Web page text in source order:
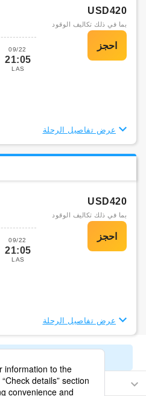
09/22
21:05
LAS
USD420
بما في ذلك تكاليف الوقود
عرض تفاصيل الرحلة
09/22
21:05
LAS
USD420
بما في ذلك تكاليف الوقود
عرض تفاصيل الرحلة